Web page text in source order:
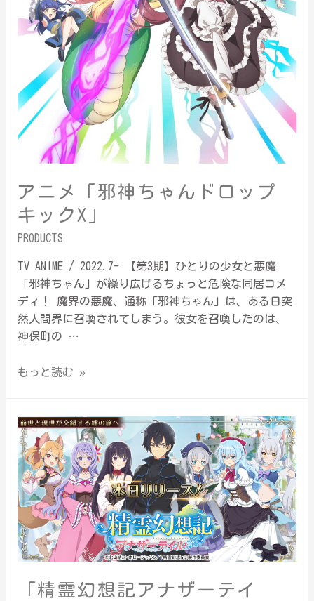
アニメ「邪神ちゃんドロップ
キックX」
PRODUCTS
TV ANIME / 2022.7- 【第3期】ひとりの少女と悪魔
「邪神ちゃん」が繰り広げるちょっと危険な同居コメ
ディ！ 魔界の悪魔、通称「邪神ちゃん」は、ある日突
然人間界に召喚されてしまう。彼女を召喚したのは、
神保町の …
もっと読む »
「精霊幻想記アナザーテイ